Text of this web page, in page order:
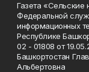
Газета «Сельские
Федеральной
информационных
Республике
02 - 01808 от
Башкортостан
Альбертовна